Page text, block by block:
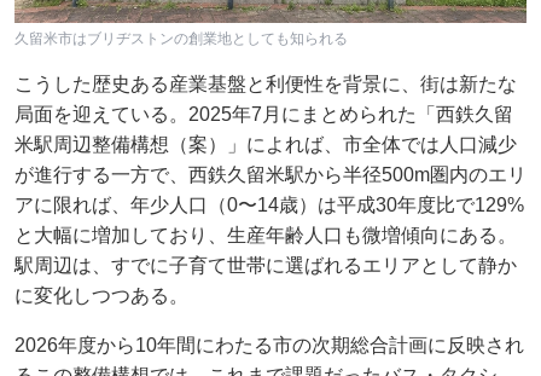
久留米市はブリヂストンの創業地としても知られる
こうした歴史ある産業基盤と利便性を背景に、街は新たな
局面を迎えている。2025年7月にまとめられた「西鉄久留
米駅周辺整備構想（案）」によれば、市全体では人口減少
が進行する一方で、西鉄久留米駅から半径500m圏内のエリ
アに限れば、年少人口（0〜14歳）は平成30年度比で129%
と大幅に増加しており、生産年齢人口も微増傾向にある。
駅周辺は、すでに子育て世帯に選ばれるエリアとして静か
に変化しつつある。
2026年度から10年間にわたる市の次期総合計画に反映され